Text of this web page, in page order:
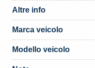
Altre info
Marca veicolo
Modello veicolo